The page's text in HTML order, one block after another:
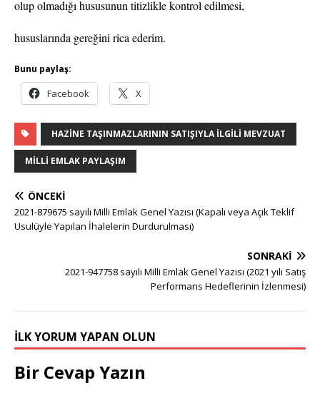
olup olmadığı hususunun titizlikle kontrol edilmesi,
hususlarında gereğini rica ederim.
Bunu paylaş:
Facebook X
HAZINE TAŞINMAZLARININ SATIŞIYLA İLGILI MEVZUAT
MILLI EMLAK PAYLAŞIM
ÖNCEKI
2021-879675 sayılı Milli Emlak Genel Yazısı (Kapalı veya Açık Teklif
Usulüyle Yapılan İhalelerin Durdurulması)
SONRAKI
2021-947758 sayılı Milli Emlak Genel Yazısı (2021 yılı Satış
Performans Hedeflerinin İzlenmesi)
İLK YORUM YAPAN OLUN
Bir Cevap Yazın